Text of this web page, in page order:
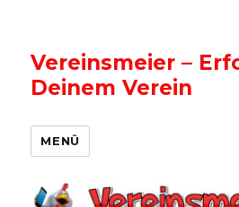
Vereinsmeier –
Deinem Verein
MENÜ